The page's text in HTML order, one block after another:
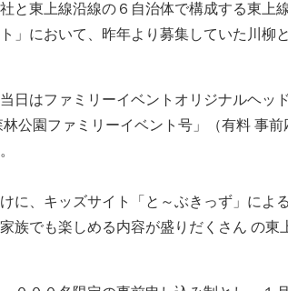
と東上線沿線の６自治体で構成する東上
ト」において、昨年より募集していた川柳
日はファミリーイベントオリジナルヘッ
林公園ファミリーイベント号」（有料 事
に、キッズサイト「と～ぶきっず」によ
族でも楽しめる内容が盛りだくさん の